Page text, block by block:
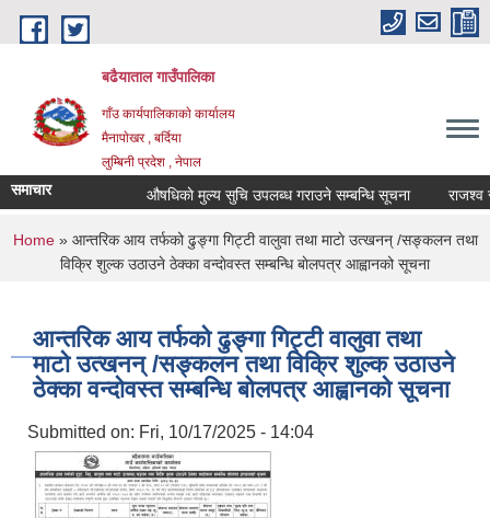
Skip to main content
बढैयाताल गाउँपालिका
गाँउ कार्यपालिकाकाे कार्यालय
मैनापाेखर , बर्दिया
लुम्बिनी प्रदेश , नेपाल
समाचार औषधिकाे मुल्य सुचि उपलब्ध गराउने सम्बन्धि सूचना राजश्व
You are here
Home» आन्तरिक आय तर्फको ढुङ्गा गिट्टी वालुवा तथा माटाे उत्खनन् /सङ्कलन तथा
विक्रि शुल्क उठाउने ठेक्का वन्दाेवस्त सम्बन्धि बाेलपत्र आह्वानको सूचना
आन्तरिक आय तर्फको ढुङ्गा गिट्टी वालुवा तथा
माटाे उत्खनन् /सङ्कलन तथा विक्रि शुल्क उठाउने
ठेक्का वन्दाेवस्त सम्बन्धि बाेलपत्र आह्वानको सूचना
Submitted on: Fri, 10/17/2025 - 14:04